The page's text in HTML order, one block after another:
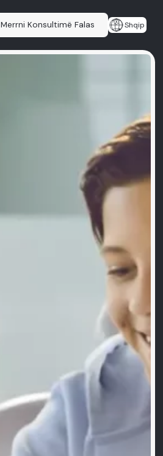
Merrni Konsultimë Falas Shqip